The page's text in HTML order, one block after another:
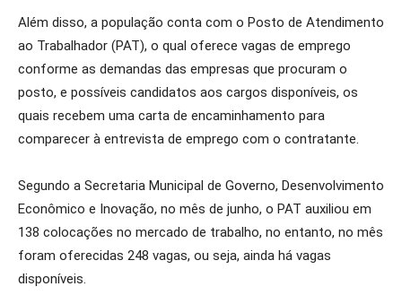
Além disso, a população conta com o Posto de Atendimento
ao Trabalhador (PAT), o qual oferece vagas de emprego
conforme as demandas das empresas que procuram o
posto, e possíveis candidatos aos cargos disponíveis, os
quais recebem uma carta de encaminhamento para
comparecer à entrevista de emprego com o contratante.
Segundo a Secretaria Municipal de Governo, Desenvolvimento
Econômico e Inovação, no mês de junho, o PAT auxiliou em
138 colocações no mercado de trabalho, no entanto, no mês
foram oferecidas 248 vagas, ou seja, ainda há vagas
disponíveis.